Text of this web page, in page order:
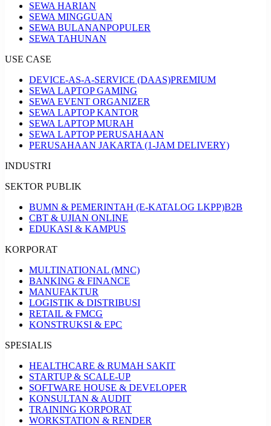
SEWA HARIAN
SEWA MINGGUAN
SEWA BULANANPOPULER
SEWA TAHUNAN
USE CASE
DEVICE-AS-A-SERVICE (DAAS)PREMIUM
SEWA LAPTOP GAMING
SEWA EVENT ORGANIZER
SEWA LAPTOP KANTOR
SEWA LAPTOP MURAH
SEWA LAPTOP PERUSAHAAN
PERUSAHAAN JAKARTA (1-JAM DELIVERY)
INDUSTRI
SEKTOR PUBLIK
BUMN & PEMERINTAH (E-KATALOG LKPP)B2B
CBT & UJIAN ONLINE
EDUKASI & KAMPUS
KORPORAT
MULTINATIONAL (MNC)
BANKING & FINANCE
MANUFAKTUR
LOGISTIK & DISTRIBUSI
RETAIL & FMCG
KONSTRUKSI & EPC
SPESIALIS
HEALTHCARE & RUMAH SAKIT
STARTUP & SCALE-UP
SOFTWARE HOUSE & DEVELOPER
KONSULTAN & AUDIT
TRAINING KORPORAT
WORKSTATION & RENDER